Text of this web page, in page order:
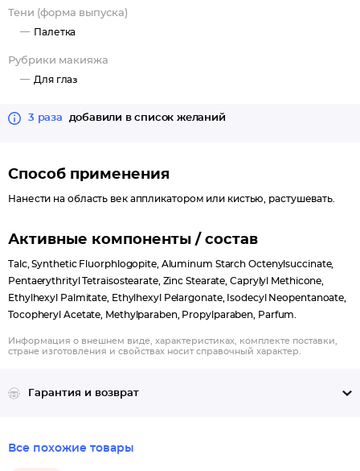
Тени (форма выпуска)
Палетка
Рубрики макияжа
Для глаз
3 раза добавили в список желаний
Способ применения
Нанести на область век аппликатором или кистью, растушевать.
Активные компоненты / состав
Talc, Synthetic Fluorphlogopite, Aluminum Starch Octenylsuccinate,
Pentaerythrityl Tetraisostearate, Zinc Stearate, Caprylyl Methicone,
Ethylhexyl Palmitate, Ethylhexyl Pelargonate, Isodecyl Neopentanoate,
Tocopheryl Acetate, Methylparaben, Propylparaben, Parfum.
Информация о внешнем виде, характеристиках, комплекте поставки,
стране изготовления и свойствах носит справочный характер.
Гарантия и возврат
Все похожие товары